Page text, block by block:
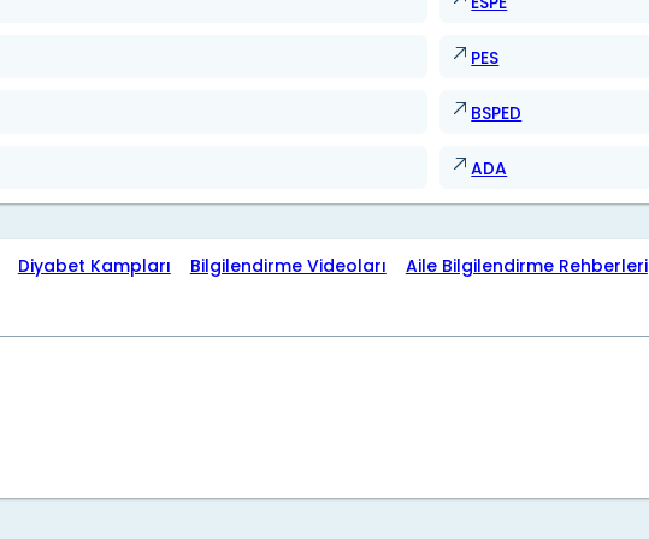
PES
BSPED
ADA
Diyabet Kampları Bilgilendirme Videoları Aile Bilgilendirme Rehberleri